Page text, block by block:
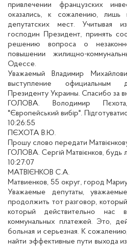
привлечении французских
оказались, к сожалению, лишь
депутатских мест. Учитывая
господин Президент, принять
решению вопроса о
повышении жилищно-
Одессе.
Уважаемый Владимир
выступление официальным
Президенту Украины. Спасибо за
ГОЛОВА. Володимир
"Європейський вибір".
10:26:55
ПЄХОТА В.Ю.
Прошу слово передати
ГОЛОВА. Сергій Матвієнков, будь
10:27:07
МАТВІЄНКОВ С.А.
Матвиенков, 55 округ, город
Уважаемые депутаты,
продолжить тот разговор,
который действительно
коммунальных платежей. Это,
больная и серьезная. К
найти эффективные пути выхода